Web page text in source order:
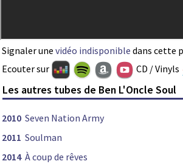
Signaler une vidéo indisponible dans cette
Ecouter sur
CD / Vinyls
Les autres tubes de Ben L'Oncle Soul
2010 Seven Nation Army
2011 Soulman
2014 À coup de rêves